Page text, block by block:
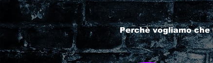
Perchè vogliamo